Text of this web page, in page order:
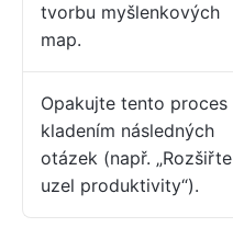
tvorbu myšlenkových
map.
Opakujte tento proces
kladením následných
otázek (např. „Rozšiřte
uzel produktivity“).